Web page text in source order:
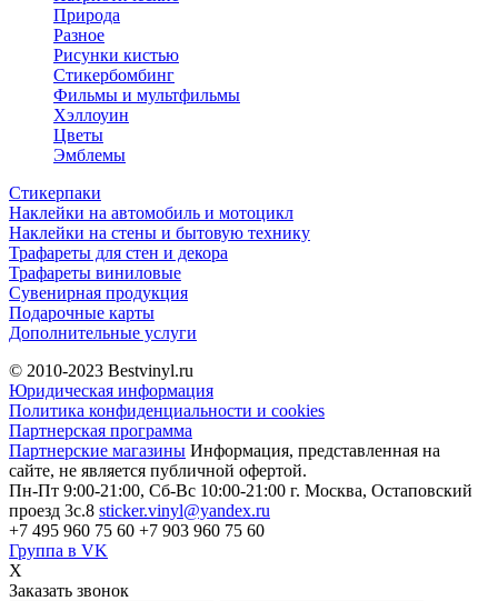
Природа
Разное
Рисунки кистью
Стикербомбинг
Фильмы и мультфильмы
Хэллоуин
Цветы
Эмблемы
Стикерпаки
Наклейки на автомобиль и мотоцикл
Наклейки на стены и бытовую технику
Трафареты для стен и декора
Трафареты виниловые
Сувенирная продукция
Подарочные карты
Дополнительные услуги
© 2010-2023 Bestvinyl.ru
Юридическая информация
Политика конфиденциальности и cookies
Партнерская программа
Партнерские магазины Информация, представленная на
сайте, не является публичной офертой.
Пн-Пт 9:00-21:00, Сб-Вс 10:00-21:00 г. Москва, Остаповский
проезд 3с.8 sticker.vinyl@yandex.ru
+7 495 960 75 60 +7 903 960 75 60
Группа в VK
X
Заказать звонок